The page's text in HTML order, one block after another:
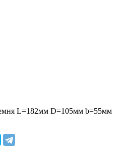
L=182мм D=105мм b=55мм